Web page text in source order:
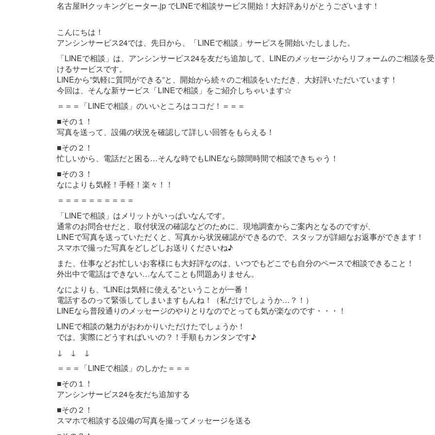
名古屋IHクッキングヒーター.jp でLINEで相談サービス開始！大好評ありがとうございます！
こんにちは！
アンシンサービス24では、先日から、「LINEで相談」サービスを開始いたしました。
「LINEで相談」は、アンシンサービス24を友だち追加して、LINEのメッセージからリフォームのご相談を
けるサービスです。
LINEから”気軽に質問ができる”と、開始から続々のご相談をいただき、大好評いただいています！
今回は、そんな新サービス「LINEで相談」をご紹介しちゃいます☆
＝＝＝「LINEで相談」のいいところはココだ！＝＝＝
■その１！
写真を送って、設備の状況を確認して詳しい回答をもらえる！
■その２！
忙しいから、電話だと困る…そんな時でもLINEなら隙間時間で相談できちゃう！
■その３！
なによりも気軽！手軽！楽々！！
＝＝＝＝＝＝＝＝＝＝
「LINEで相談」はメリットがいっぱいなんです。
通常のお問合せだと、取付状況の確認などのために、現地調査からご案内となるのですが、
LINEで写真を送っていただくと、写真から状況確認ができるので、スタッフが詳細なお返事ができます！
スマホで撮った写真をどしどしお送りくださいね♪
また、仕事などお忙しいお客様にも大好評なのは、いつでもどこでも自分のペースで相談できること！
外出中で電話はできない…なんてことも問題ありません。
なによりも、”LINEは気軽に使える”ということが一番！
電話するのって緊張してしまいますもんね！（私だけでしょうか…？！）
LINEなら普段通りのメッセージのやりとりなのでとっても気が楽なのです・・・！
LINEで相談の魅力がおわかりいただけたでしょうか！
では、実際にどうすればいいの？！手順もカンタンです♪
↓ ↓ ↓
＝＝＝「LINEで相談」のしかた＝＝＝
■その１！
アンシンサービス24を友だち追加する
■その２！
スマホで相談する設備の写真を撮ってメッセージを送る